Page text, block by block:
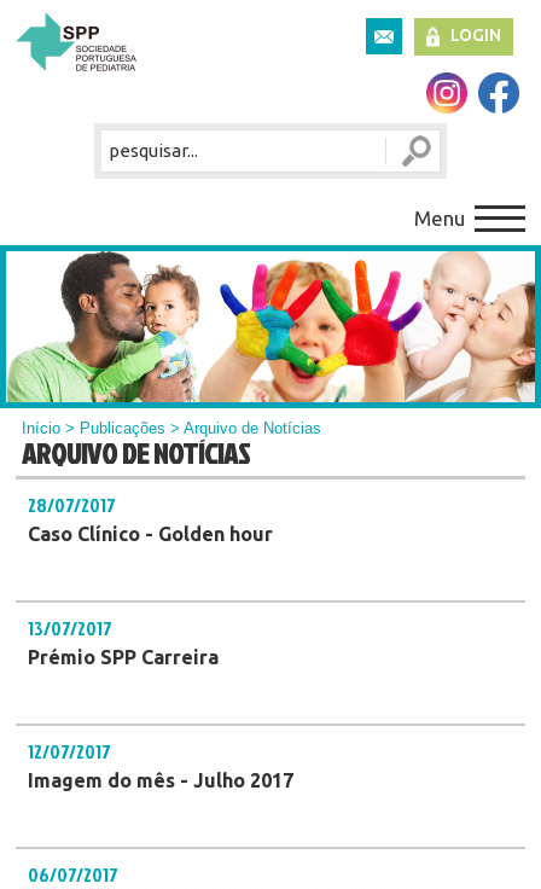
LOGIN
Menu
Início > Publicações > Arquivo de Notícias
ARQUIVO DE NOTÍCIAS
28/07/2017
Caso Clínico - Golden hour
13/07/2017
Prémio SPP Carreira
12/07/2017
Imagem do mês - Julho 2017
06/07/2017